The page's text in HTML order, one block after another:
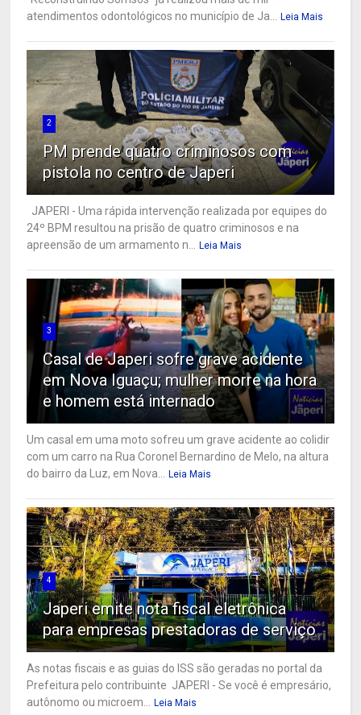
atendimentos odontológicos no município de Ja...
Leia Mais
2
PM prende quatro criminosos com
pistola no centro de Japeri
JAPERI - Uma rápida intervenção realizada por equipes do
24º BPM resultou na prisão de quatro criminosos e na
apreensão de um armamento n...
Leia Mais
3
Casal de Japeri sofre grave acidente
em Nova Iguaçu; mulher morre na hora
e homem está internado
Um casal em uma moto sofreu um grave acidente ao colidir
com um carro na Rua Coronel Bernardino de Melo, na altura
do bairro da Luz, em Nova...
Leia Mais
4
Japeri emite nota fiscal eletrônica
para empresas prestadoras de serviço
As notas fiscais e as guias do ISS são geradas no portal da
Prefeitura pelo contribuinte JAPERI - Se você é empresário,
autônomo ou microem...
Leia Mais